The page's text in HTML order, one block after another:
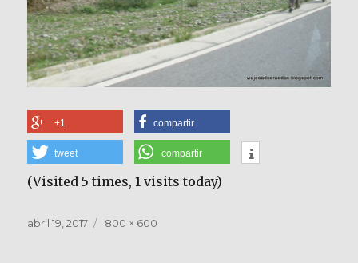
+1 compartir
tweet compartir
(Visited 5 times, 1 visits today)
Publicado
abril 19, 2017
Tamaño
800 × 600